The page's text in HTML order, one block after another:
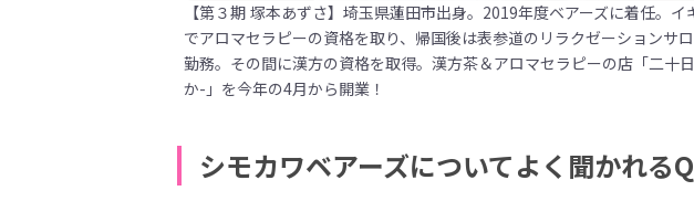
【第３期 塚本あずさ】埼玉県蓮田市出身。2019年度ベアーズに着任。イ
でアロマセラピーの資格を取り、帰国後は表参道のリラクゼーションサ
勤務。その間に漢方の資格を取得。漢方茶＆アロマセラピーの店「二十
か-」を今年の4月から開業！
シモカワベアーズについてよく聞かれる